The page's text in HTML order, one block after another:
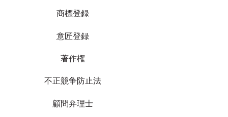
商標登録
意匠登録
著作権
不正競争防止法
顧問弁理士